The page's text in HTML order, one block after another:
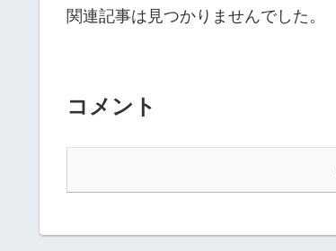
関連記事は見つかりませんでした。
コメント